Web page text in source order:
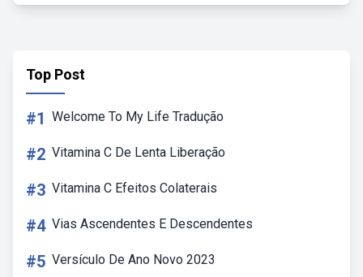
Top Post
#1 Welcome To My Life Tradução
#2 Vitamina C De Lenta Liberação
#3 Vitamina C Efeitos Colaterais
#4 Vias Ascendentes E Descendentes
#5 Versículo De Ano Novo 2023